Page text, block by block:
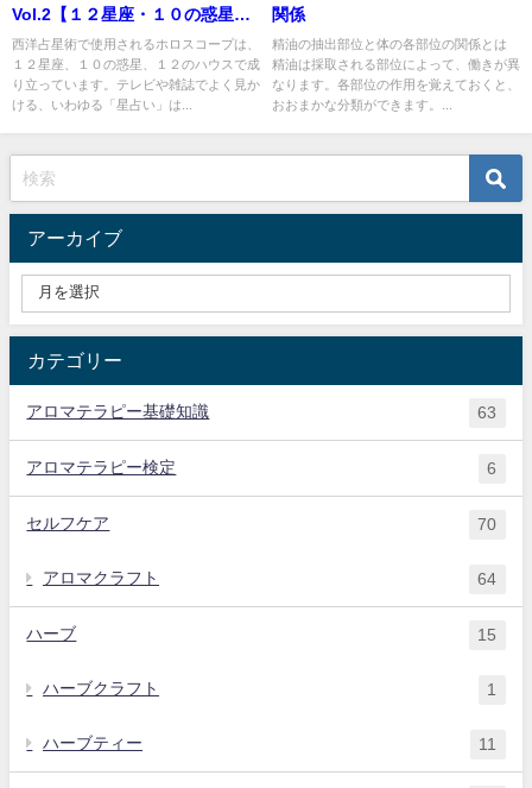
Vol.2【１２星座・１０の惑星・
１２のハウス】
西洋占星術で使用されるホロスコープは、
１２星座、１０の惑星、１２のハウスで成
り立っています。テレビや雑誌でよく見か
ける、いわゆる「星占い」は...
関係
精油の抽出部位と体の各部位の関係とは
精油は採取される部位によって、働きが異
なります。各部位の作用を覚えておくと、
おおまかな分類ができます。...
アーカイブ
カテゴリー
アロマテラピー基礎知識 63
アロマテラピー検定 6
セルフケア 70
アロマクラフト 64
ハーブ 15
ハーブクラフト 1
ハーブティー 11